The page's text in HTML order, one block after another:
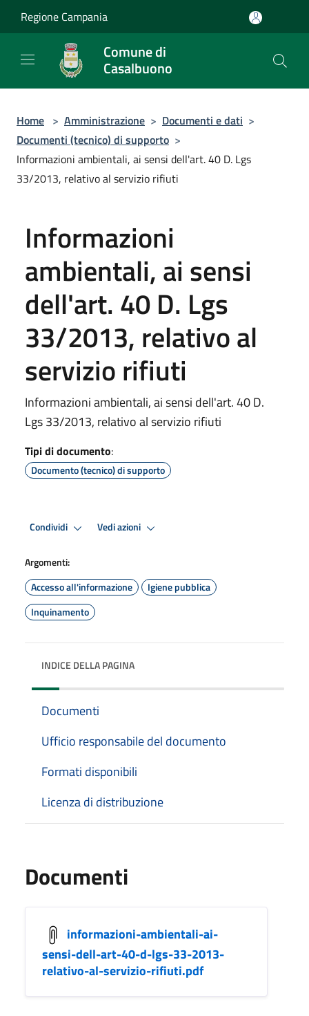
Regione Campania
Comune di
Casalbuono
Home > Amministrazione > Documenti e dati >
Documenti (tecnico) di supporto >
Informazioni ambientali, ai sensi dell'art. 40 D. Lgs
33/2013, relativo al servizio rifiuti
Informazioni
ambientali, ai sensi
dell'art. 40 D. Lgs
33/2013, relativo al
servizio rifiuti
Informazioni ambientali, ai sensi dell'art. 40 D.
Lgs 33/2013, relativo al servizio rifiuti
Tipi di documento:
Documento (tecnico) di supporto
Condividi Vedi azioni
Argomenti:
Accesso all'informazione
Igiene pubblica
Inquinamento
INDICE DELLA PAGINA
Documenti
Ufficio responsabile del documento
Formati disponibili
Licenza di distribuzione
Documenti
informazioni-ambientali-ai-
sensi-dell-art-40-d-lgs-33-2013-
relativo-al-servizio-rifiuti.pdf